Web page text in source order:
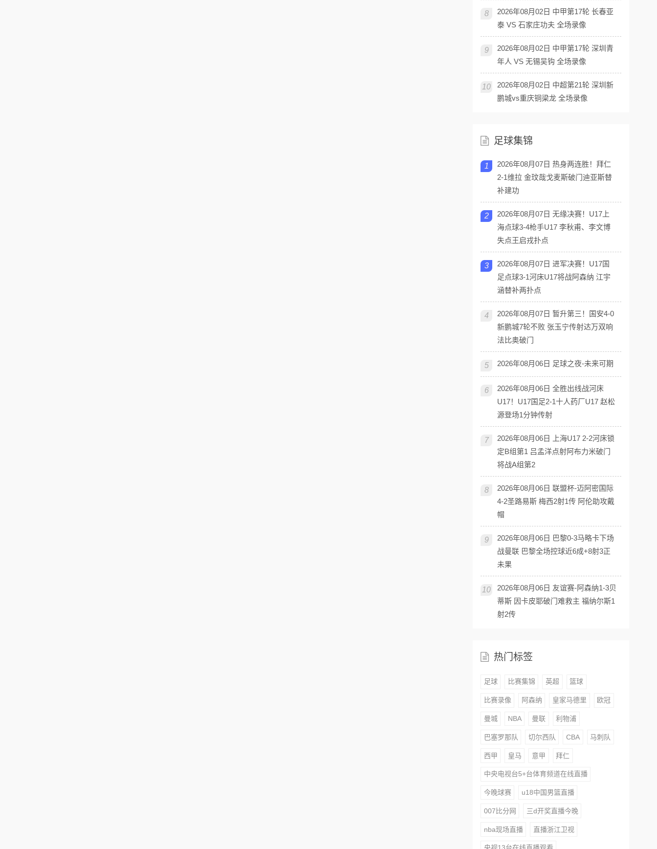
8
2026年08月02日 中甲第17轮 长春亚
泰 VS 石家庄功夫 全场录像
9
2026年08月02日 中甲第17轮 深圳青
年人 VS 无锡吴钩 全场录像
10
2026年08月02日 中超第21轮 深圳新
鹏城vs重庆铜梁龙 全场录像
足球集锦
1
2026年08月07日 热身两连胜！拜仁
2-1维拉 金玟哉戈麦斯破门迪亚斯替
补建功
2
2026年08月07日 无缘决赛！U17上
海点球3-4枪手U17 李秋甫、李文博
失点王启戎扑点
3
2026年08月07日 进军决赛！U17国
足点球3-1河床U17将战阿森纳 江宇
涵替补两扑点
4
2026年08月07日 暂升第三！国安4-0
新鹏城7轮不败 张玉宁传射达万双响
法比奥破门
5 2026年08月06日 足球之夜-未来可期
6
2026年08月06日 全胜出线战河床
U17！U17国足2-1十人药厂U17 赵松
源登场1分钟传射
7
2026年08月06日 上海U17 2-2河床锁
定B组第1 吕孟洋点射阿布力米破门
将战A组第2
8
2026年08月06日 联盟杯-迈阿密国际
4-2圣路易斯 梅西2射1传 阿伦助攻戴
帽
9
2026年08月06日 巴黎0-3马略卡下场
战曼联 巴黎全场控球近6成+8射3正
未果
10
2026年08月06日 友谊赛-阿森纳1-3贝
蒂斯 因卡皮耶破门难救主 福纳尔斯1
射2传
热门标签
足球 比赛集锦 英超 篮球
比赛录像 阿森纳 皇家马德里 欧冠
曼城 NBA 曼联 利物浦
巴塞罗那队 切尔西队 CBA 马刺队
西甲 皇马 意甲 拜仁
中央电视台5+台体育频道在线直播
今晚球赛 u18中国男篮直播
007比分网 三d开奖直播今晚
nba现场直播 直播浙江卫视